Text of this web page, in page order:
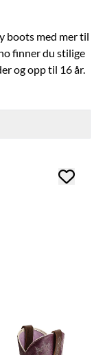
boots med mer til
finner du stilige
og opp til 16 år.